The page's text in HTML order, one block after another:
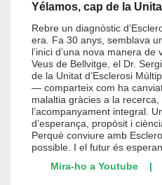
Yélamos, cap de la
Rebre un diagnòstic
era. Fa 30 anys, semblava
l’inici d’una nova manera
Veus de Bellvitge, el Dr.
de la Unitat d’Esclerosi
— comparteix com ha
malaltia gràcies a la
l’acompanyament integral.
d’esperança, propòsit i
Perquè conviure amb
possible. I el futur és
Mira-ho a Youtube
|